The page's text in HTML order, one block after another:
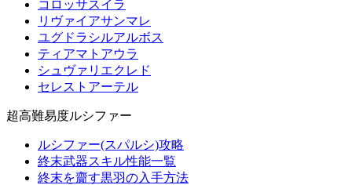
コロッサスイラ
リヴァイアサンマレ
ユグドラシルアルボス
ティアマトアウラ
シュヴァリエクレド
セレストアーテル
超高難易度ルシファー
ルシファー(スパルシ)攻略
終末武器スキル性能一覧
終末を齎す黒羽の入手方法